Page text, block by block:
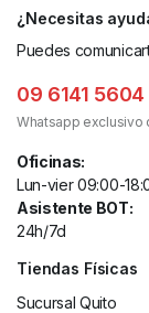
¿Necesitas
Puedes
09 6141 5604
Whatsapp exclusivo
Oficinas:
Lun-vier 09:00-
Asistente BOT:
24h/7d
Tiendas Físicas
Sucursal Quito